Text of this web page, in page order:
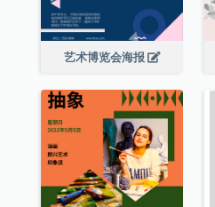
艺术博览会海报